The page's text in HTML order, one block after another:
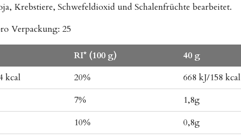
Krebstiere, Schwefeldioxid und Schalenfrüchte bearbeitet.
Verpackung: 25
RI* (100 g)
40 g
kcal 20%
668 kJ/158 kcal
7%
1,8g
10%
0,8g